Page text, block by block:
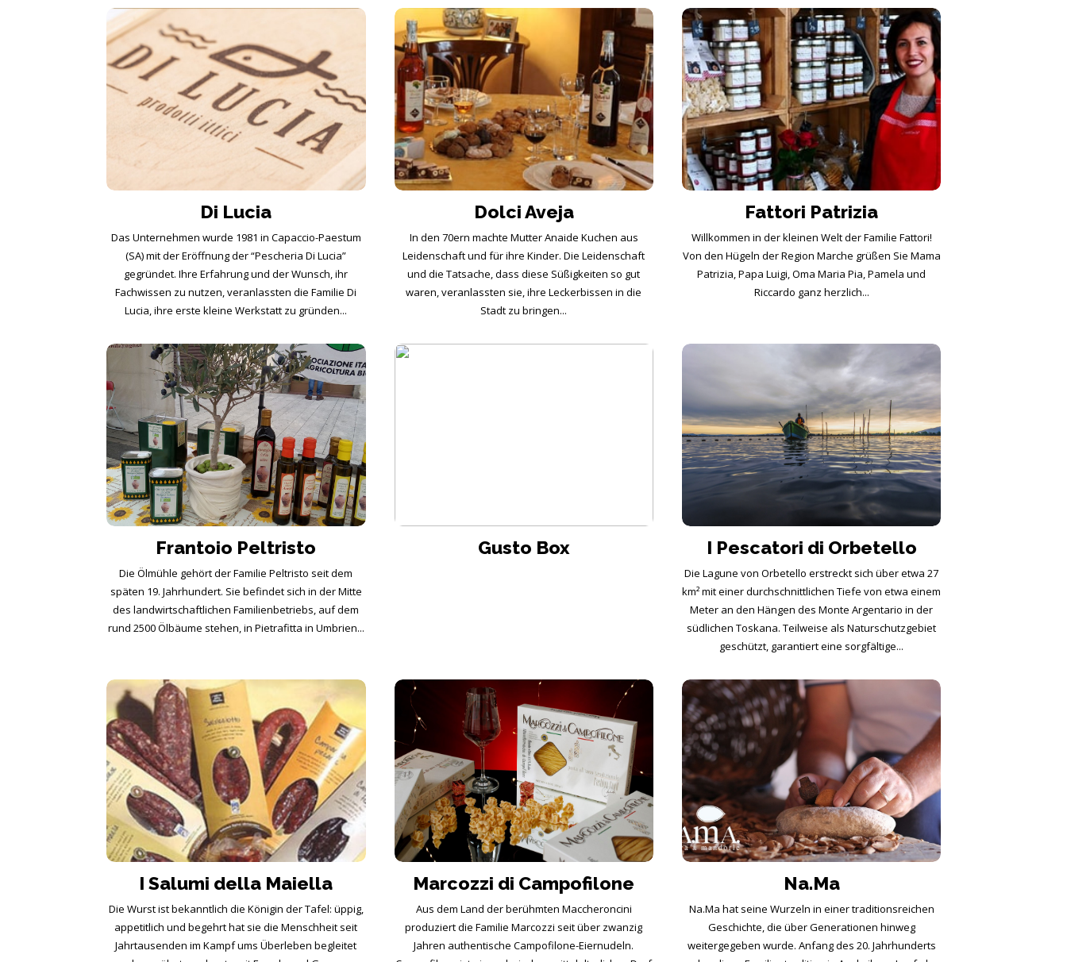
Di Lucia
Das Unternehmen wurde 1981 in Capaccio-Paestum
(SA) mit der Eröffnung der “Pescheria Di Lucia”
gegründet. Ihre Erfahrung und der Wunsch, ihr
Fachwissen zu nutzen, veranlassten die Familie Di
Lucia, ihre erste kleine Werkstatt zu gründen...
Dolci Aveja
In den 70ern machte Mutter Anaide Kuchen aus
Leidenschaft und für ihre Kinder. Die Leidenschaft
und die Tatsache, dass diese Süßigkeiten so gut
waren, veranlassten sie, ihre Leckerbissen in die
Stadt zu bringen...
Fattori Patrizia
Willkommen in der kleinen Welt der Familie Fattori!
Von den Hügeln der Region Marche grüßen Sie Mama
Patrizia, Papa Luigi, Oma Maria Pia, Pamela und
Riccardo ganz herzlich...
Frantoio Peltristo
Die Ölmühle gehört der Familie Peltristo seit dem
späten 19. Jahrhundert. Sie befindet sich in der Mitte
des landwirtschaftlichen Familienbetriebs, auf dem
rund 2500 Ölbäume stehen, in Pietrafitta in Umbrien...
Gusto Box I Pescatori di Orbetello
Die Lagune von Orbetello erstreckt sich über etwa 27
km² mit einer durchschnittlichen Tiefe von etwa einem
Meter an den Hängen des Monte Argentario in der
südlichen Toskana. Teilweise als Naturschutzgebiet
geschützt, garantiert eine sorgfältige...
I Salumi della Maiella
Die Wurst ist bekanntlich die Königin der Tafel: üppig,
appetitlich und begehrt hat sie die Menschheit seit
Jahrtausenden im Kampf ums Überleben begleitet
Marcozzi di Campofilone
Aus dem Land der berühmten Maccheroncini
produziert die Familie Marcozzi seit über zwanzig
Jahren authentische Campofilone-Eiernudeln.
Na.Ma
Na.Ma hat seine Wurzeln in einer traditionsreichen
Geschichte, die über Generationen hinweg
weitergegeben wurde. Anfang des 20. Jahrhunderts